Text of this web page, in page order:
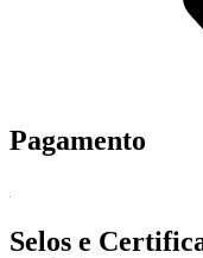
Pagamento
Selos e